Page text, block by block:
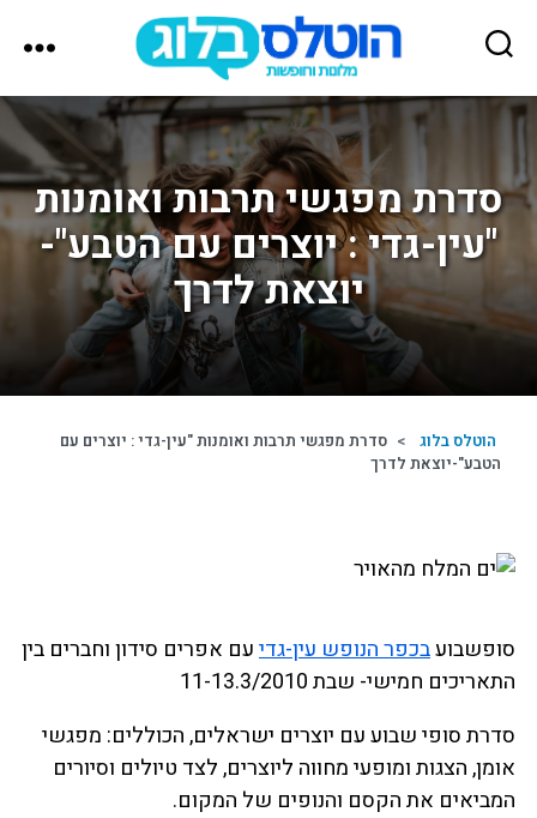
הוטלס
בלוג
סדרת מפגשי תרבות ואומנות
"עין-גדי : יוצרים עם הטבע"-
יוצאת לדרך
הוטלס בלוג > סדרת מפגשי תרבות ואומנות "עין-גדי : יוצרים עם
הטבע"-יוצאת לדרך
סופשבועבכפר הנופש עין-גדיעם אפרים סידון וחברים בין
התאריכים חמישי- שבת 11-13.3/2010
סדרת סופי שבוע עם יוצרים ישראלים, הכוללים: מפגשי
אומן, הצגות ומופעי מחווה ליוצרים, לצד טיולים וסיורים
המביאים את הקסם והנופים של המקום.